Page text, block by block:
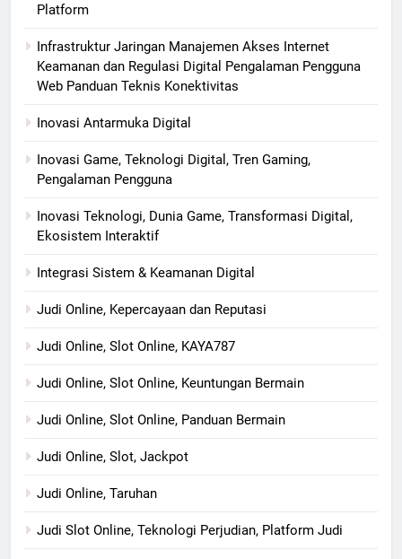
Platform
Infrastruktur Jaringan Manajemen Akses Internet
Keamanan dan Regulasi Digital Pengalaman Pengguna
Web Panduan Teknis Konektivitas
Inovasi Antarmuka Digital
Inovasi Game, Teknologi Digital, Tren Gaming,
Pengalaman Pengguna
Inovasi Teknologi, Dunia Game, Transformasi Digital,
Ekosistem Interaktif
Integrasi Sistem & Keamanan Digital
Judi Online, Kepercayaan dan Reputasi
Judi Online, Slot Online, KAYA787
Judi Online, Slot Online, Keuntungan Bermain
Judi Online, Slot Online, Panduan Bermain
Judi Online, Slot, Jackpot
Judi Online, Taruhan
Judi Slot Online, Teknologi Perjudian, Platform Judi